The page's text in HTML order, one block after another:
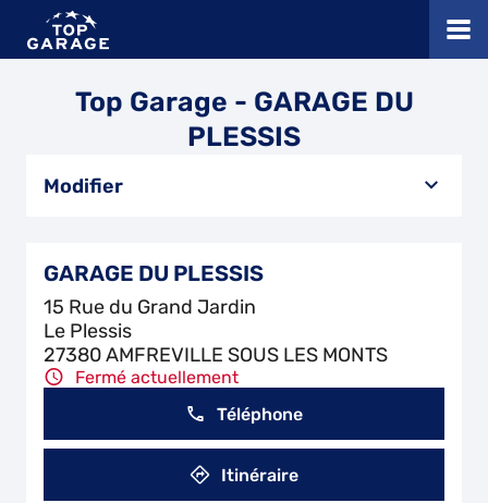
Top Garage - GARAGE DU
PLESSIS
Modifier
GARAGE DU PLESSIS
15 Rue du Grand Jardin
Le Plessis
27380 AMFREVILLE SOUS LES MONTS
Fermé actuellement
Téléphone
Itinéraire